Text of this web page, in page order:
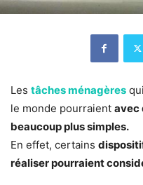
Les tâches ménagères
le monde pourraient avec
beaucoup plus simples.
En effet, certains
réaliser pourraient